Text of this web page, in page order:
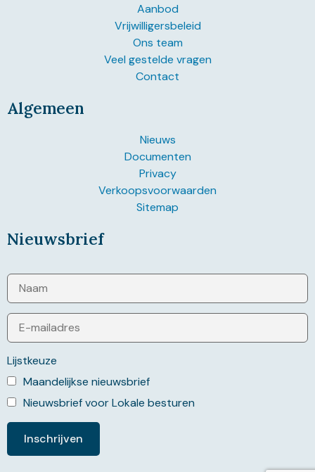
Aanbod
Vrijwilligersbeleid
Ons team
Veel gestelde vragen
Contact
Algemeen
Nieuws
Documenten
Privacy
Verkoopsvoorwaarden
Sitemap
Nieuwsbrief
Lijstkeuze
Maandelijkse nieuwsbrief
Nieuwsbrief voor Lokale besturen